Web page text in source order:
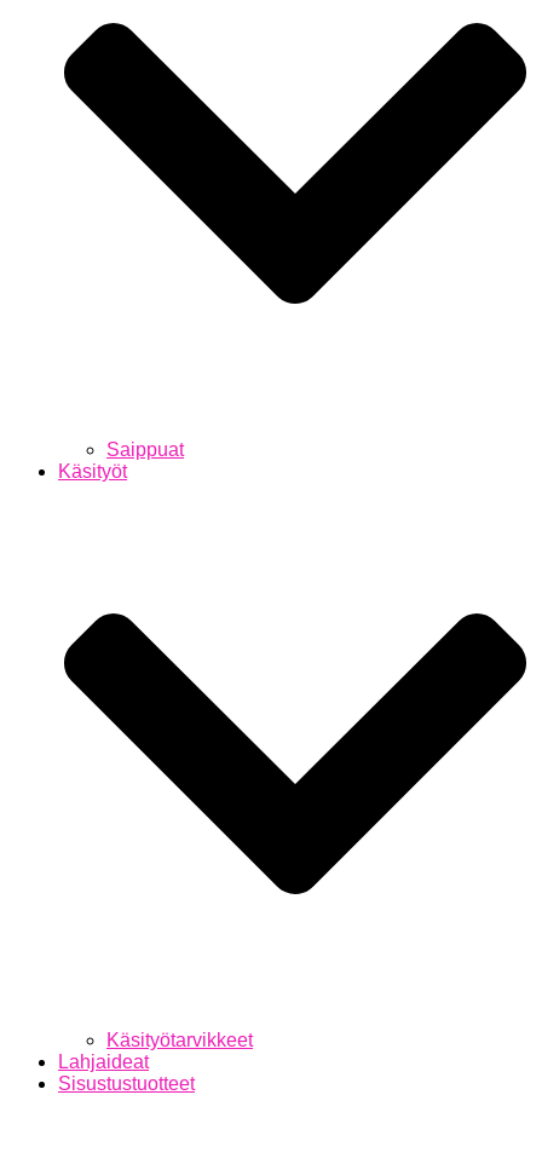
Saippuat
Käsityöt
Käsityötarvikkeet
Lahjaideat
Sisustustuotteet